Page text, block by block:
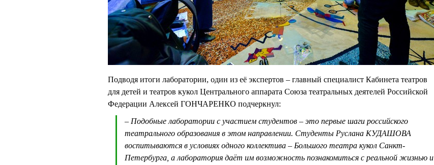
Подводя итоги лаборатории, один из её экспертов – главный специалист Кабинета театров
для детей и театров кукол Центрального аппарата Союза театральных деятелей Российской
Федерации Алексей ГОНЧАРЕНКО подчеркнул:
– Подобные лаборатории с участием студентов – это первые шаги российского
театрального образования в этом направлении. Студенты Руслана КУДАШОВА
воспитываются в условиях одного коллектива – Большого театра кукол Санкт-
Петербурга, а лаборатория даёт им возможность познакомиться с реальной жизнью и